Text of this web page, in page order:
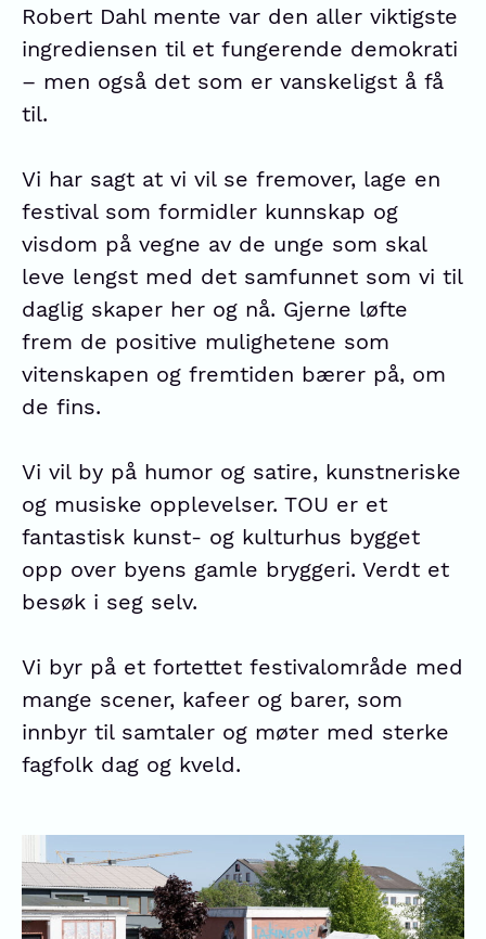
Robert Dahl mente var den aller viktigste
ingrediensen til et fungerende demokrati
– men også det som er vanskeligst å få
til.
Vi har sagt at vi vil se fremover, lage en
festival som formidler kunnskap og
visdom på vegne av de unge som skal
leve lengst med det samfunnet som vi til
daglig skaper her og nå. Gjerne løfte
frem de positive mulighetene som
vitenskapen og fremtiden bærer på, om
de fins.
Vi vil by på humor og satire, kunstneriske
og musiske opplevelser. TOU er et
fantastisk kunst- og kulturhus bygget
opp over byens gamle bryggeri. Verdt et
besøk i seg selv.
Vi byr på et fortettet festivalområde med
mange scener, kafeer og barer, som
innbyr til samtaler og møter med sterke
fagfolk dag og kveld.